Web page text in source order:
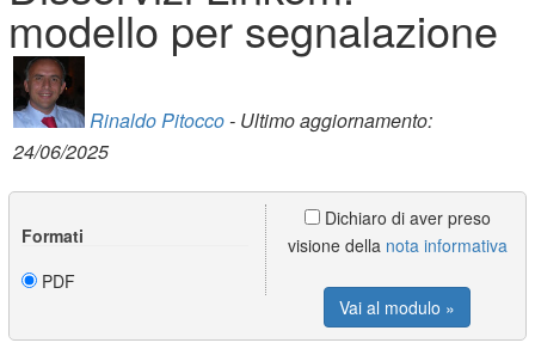
modello per segnalazione
Rinaldo Pitocco- Ultimo aggiornamento:
24/06/2025
Formati
PDF
Dichiaro di aver preso
visione della nota informativa
Vai al modulo »